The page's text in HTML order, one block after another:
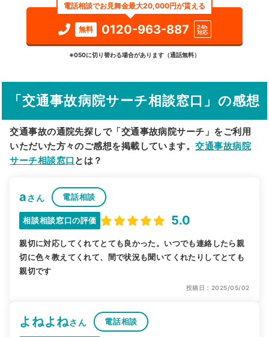
検索する
詳細条件で絞り込む
駅から探す 院名から探す
電話相談でお見舞金最大20,000円が貰える
無料 0120-963-887
24h
対応
※050に切り替わる場合があります（通話無料）
「交通事故病院サーチ相談窓口」の感想
交通事故の通院先探しで「交通事故病院サーチ」をご利用
いただいた方々のご感想を掲載しています。交通事故病院
サーチ相談窓口 とは？
aさん 電話相談
相談相談窓口の評価 5.0
親切に対応してくれてとても良かった。いつでも連絡したら親
切に色々教えてくれて、間で状況も聞いてくれたりしてとても
親切です
投稿日：2025/05/02
よねよねさん 電話相談